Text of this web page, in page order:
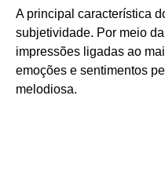
A principal característica
subjetividade. Por meio
impressões ligadas ao
emoções e sentimentos
melodiosa.